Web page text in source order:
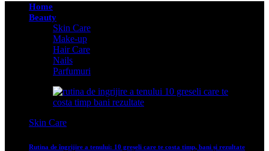
Home
Beauty
Skin Care
Make-up
Hair Care
Nails
Parfumuri
Skin Care
Rutina de îngrijire a tenului: 10 greșeli care te costa timp, bani și rezultate